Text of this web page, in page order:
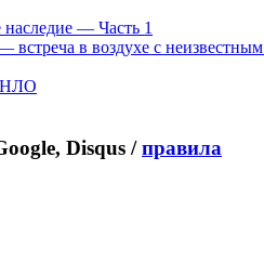
— Часть 1
в воздухе с
НЛО
Disqus /правила